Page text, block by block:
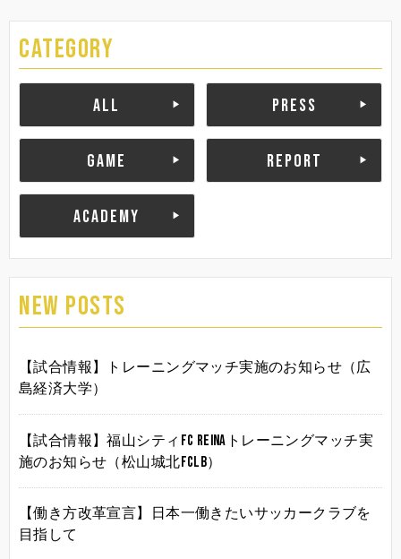
CATEGORY
ALL PRESS
GAME REPORT
ACADEMY
NEW POSTS
【試合情報】トレーニングマッチ実施のお知らせ（広
島経済大学）
【試合情報】福山シティFC Reinaトレーニングマッチ実
施のお知らせ（松山城北FCLB）
【働き方改革宣言】日本一働きたいサッカークラブを
目指して